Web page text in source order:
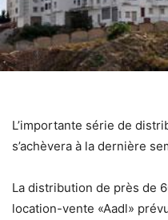
L’importante série de
s’achèvera à la dernière
La distribution de près de
location-vente «Aadl»